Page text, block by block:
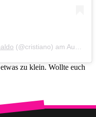
(@cristiano) am Aug 1, 2019 um 1:16 PDT
zu klein. Wollte euch